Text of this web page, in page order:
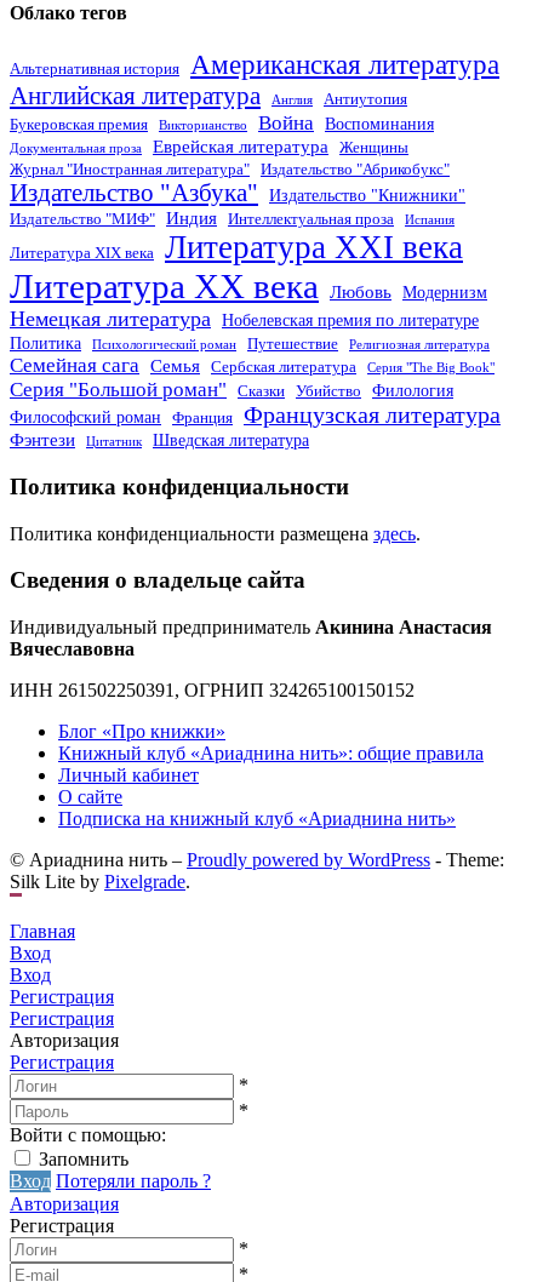
Облако тегов
Альтернативная история Американская литература
Английская литература Англия
Антиутопия
Букеровская премия
Викторианство Война Воспоминания
Документальная проза Еврейская литература
Женщины
Журнал "Иностранная литература"
Издательство "Абрикобукс"
Издательство "Азбука" Издательство "Книжники"
Издательство "МИФ" Индия Интеллектуальная проза Испания
Литература XIX века Литература XXI века
Литература XX века Любовь Модернизм
Немецкая литература Нобелевская премия по литературе
Политика
Психологический роман Путешествие Религиозная литература
Семейная сага Семья Сербская литература Серия "The Big Book"
Серия "Большой роман" Сказки Убийство
Филология
Философский роман
Франция Французская литература
Фэнтези Цитатник Шведская литература
Политика конфиденциальности
Политика конфиденциальности размещена здесь.
Сведения о владельце сайта
Индивидуальный предприниматель Акинина Анастасия
Вячеславовна
ИНН 261502250391, ОГРНИП 324265100150152
Блог «Про книжки»
Книжный клуб «Ариаднина нить»: общие правила
Личный кабинет
О сайте
Подписка на книжный клуб «Ариаднина нить»
© Ариаднина нить – Proudly powered by WordPress - Theme:
Silk Lite by Pixelgrade.
Главная
Вход
Вход
Регистрация
Регистрация
Авторизация
Регистрация
*
*
Войти с помощью:
Запомнить
Вход Потеряли пароль ?
Авторизация
Регистрация
*
*